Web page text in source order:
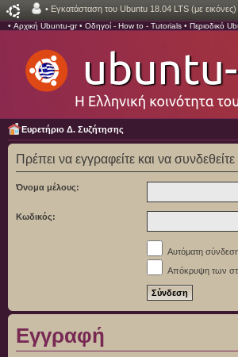
• Εγκατάσταση του Ubuntu 18.04 LTS (με εικόνες)
• Αρχική Ubuntu-gr• Οδηγοί - How to - Tutorials • Περιοδικό
Ευρετήριο Δ. Συζήτησης
Πρέπει να εγγραφείτε και να
Όνομα μέλους:
Κωδικός:
Αυτόματη
Απόκρυψη των
Εγγραφή